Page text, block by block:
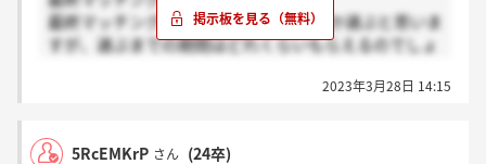
最終マッチング通過後にA方式かB方式か選ぶと思いま
すが、選ぶまでの期間はどれくらいもらえるのでしょ
他企業の結果待ちで二週間ほど待っていただきたいの
しれないので気になっています。
2023年3月28日 14:15
5RcEMKrP さん (24卒)